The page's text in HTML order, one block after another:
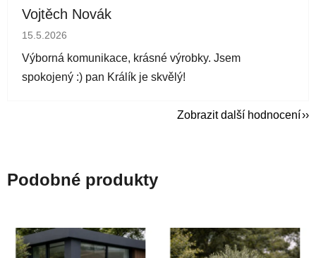
Vojtěch Novák
Hodnocení obchodu je 5 z 5 hvězdiček.
15.5.2026
Výborná komunikace, krásné výrobky. Jsem
spokojený :) pan Králík je skvělý!
Zobrazit další hodnocení
Podobné produkty